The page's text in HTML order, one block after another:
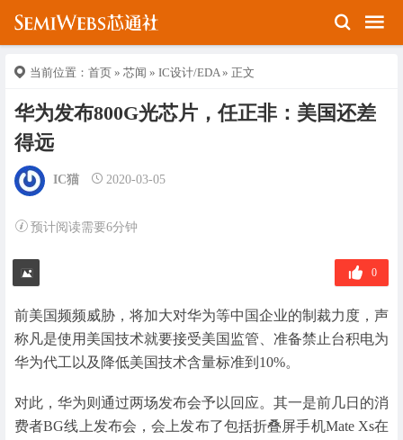
当前位置： 首页 » 芯闻 » IC设计/EDA» 正文
华为发布800G光芯片，任正非：美国还差
得远
IC猫 2020-03-05
预计阅读需要6分钟
0
前美国频频威胁，将加大对华为等中国企业的制裁力度，声
称凡是使用美国技术就要接受美国监管、准备禁止台积电为
华为代工以及降低美国技术含量标准到10%。
对此，华为则通过两场发布会予以回应。其一是前几日的消
费者BG线上发布会，会上发布了包括折叠屏手机Mate Xs在